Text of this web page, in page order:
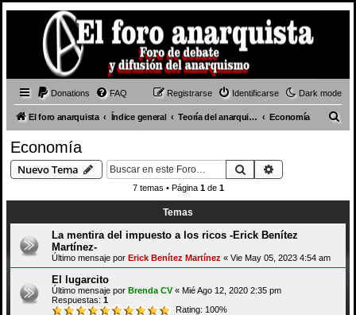
Dark mode
Donations FAQ Identificarse
Registrarse
El foro anarquista Índice general Teoría del anarquismo Economía
Economía
Nuevo Tema Buscar
7 temas • Página 1de 1
Temas
La mentira del impuesto a los ricos -Erick Benítez
Martínez-
Último mensaje por Erick Benítez Martínez « Vie May 05, 2023 4:54 am
El lugarcito
Último mensaje por Brenda CV« Mié Ago 12, 2020 2:35 pm
Respuestas: 1
Rating: 100%